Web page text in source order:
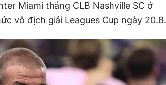
Miami thắng CLB Nashville SC ở
vô địch giải Leagues Cup ngày 20.8.